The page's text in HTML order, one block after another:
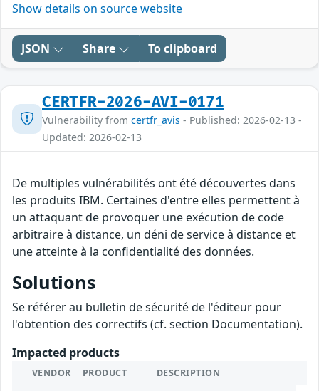
Show details on source website
JSON Share To clipboard
CERTFR-2026-AVI-0171
Vulnerability from certfr_avis - Published: 2026-02-13 -
Updated: 2026-02-13
De multiples vulnérabilités ont été découvertes dans
les produits IBM. Certaines d'entre elles permettent à
un attaquant de provoquer une exécution de code
arbitraire à distance, un déni de service à distance et
une atteinte à la confidentialité des données.
Solutions
Se référer au bulletin de sécurité de l'éditeur pour
l'obtention des correctifs (cf. section Documentation).
Impacted products
VENDOR PRODUCT DESCRIPTION